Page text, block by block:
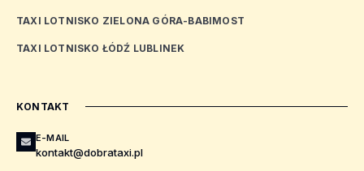
TAXI LOTNISKO ZIELONA GÓRA-BABIMOST
TAXI LOTNISKO ŁÓDŹ LUBLINEK
KONTAKT
E-MAIL
kontakt@dobrataxi.pl